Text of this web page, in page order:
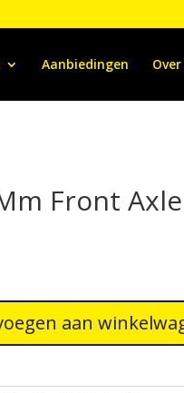
Aanbiedingen
Front
aan